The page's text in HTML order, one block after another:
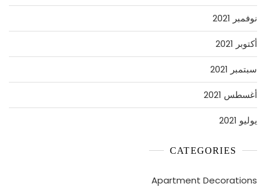
نوفمبر 2021
أكتوبر 2021
سبتمبر 2021
أغسطس 2021
يوليو 2021
CATEGORIES
Apartment Decorations